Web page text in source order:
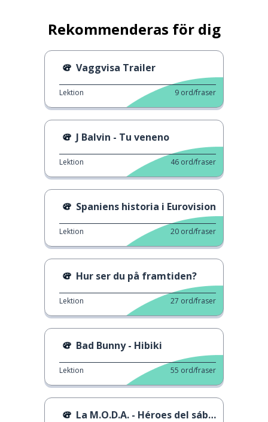
Rekommenderas för dig
Vaggvisa Trailer
Lektion 9 ord/fraser
J Balvin - Tu veneno
Lektion 46 ord/fraser
Spaniens historia i Eurovision
Lektion 20 ord/fraser
Hur ser du på framtiden?
Lektion 27 ord/fraser
Bad Bunny - Hibiki
Lektion 55 ord/fraser
La M.O.D.A. - Héroes del sábado